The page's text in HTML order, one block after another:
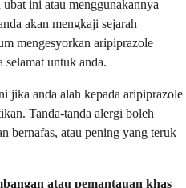
ini atau menggunakannya
akan mengkaji sejarah
mengesyorkan aripiprazole
untuk anda.
jika anda alah kepada aripiprazole
Tanda-tanda alergi boleh
bernafas, atau pening yang teruk
atau pemantauan khas